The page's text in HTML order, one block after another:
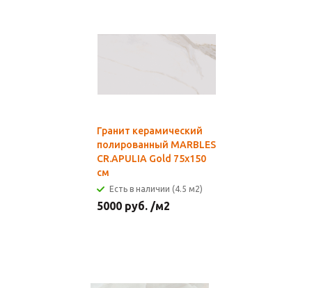
Гранит керамический
полированный MARBLES
CR.APULIA Gold 75x150
см
Есть в наличии (4.5 м2)
5000 руб. /м2